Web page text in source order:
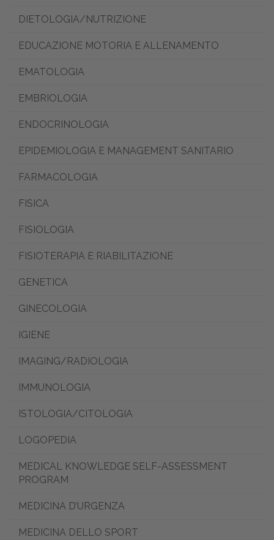
DIETOLOGIA/NUTRIZIONE
EDUCAZIONE MOTORIA E ALLENAMENTO
EMATOLOGIA
EMBRIOLOGIA
ENDOCRINOLOGIA
EPIDEMIOLOGIA E MANAGEMENT SANITARIO
FARMACOLOGIA
FISICA
FISIOLOGIA
FISIOTERAPIA E RIABILITAZIONE
GENETICA
GINECOLOGIA
IGIENE
IMAGING/RADIOLOGIA
IMMUNOLOGIA
ISTOLOGIA/CITOLOGIA
LOGOPEDIA
MEDICAL KNOWLEDGE SELF-ASSESSMENT
PROGRAM
MEDICINA D’URGENZA
MEDICINA DELLO SPORT